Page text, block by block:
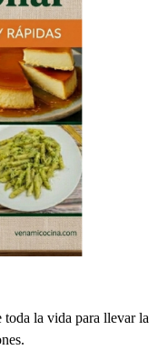
toda la vida para llevar la